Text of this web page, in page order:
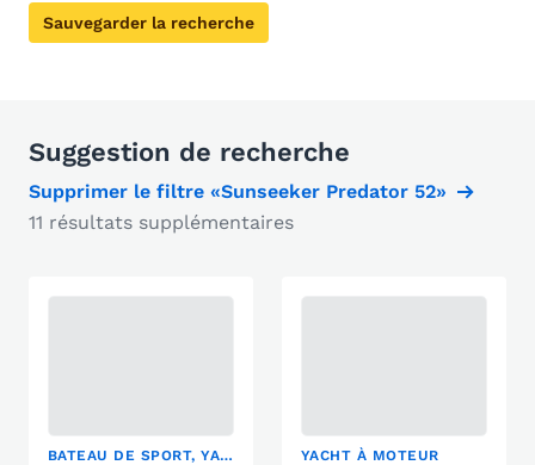
Sauvegarder la recherche
Suggestion de recherche
Supprimer le filtre «Sunseeker Predator 52»
11 résultats supplémentaires
BATEAU DE SPORT, YACHT À MOTEUR YACHT À MOTEUR